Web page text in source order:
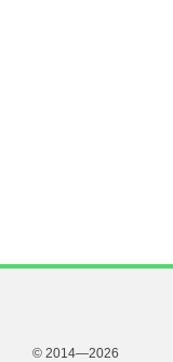
© 2014—2026